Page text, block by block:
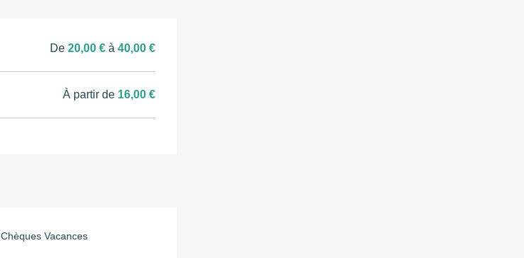
De20,00 € à40,00 €
À partir de 16,00 €
Chèques Vacances